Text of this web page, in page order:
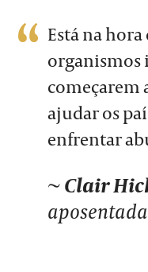
Está na
começarem
ajudar os
enfrentar
~Clair